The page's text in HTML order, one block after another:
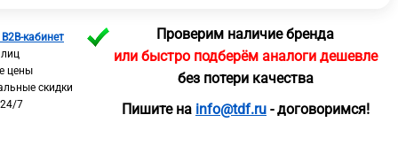
кабинет
цены
скидки
7
Проверим наличие бренда
или быстро подберём аналоги дешевле
без потери качества
Пишите на info@tdf.ru- договоримся!